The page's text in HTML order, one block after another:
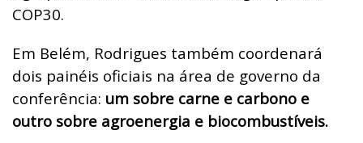
COP30.
Em Belém, Rodrigues também coordenará
dois painéis oficiais na área de governo da
conferência: um sobre carne e carbono e
outro sobre agroenergia e biocombustíveis.